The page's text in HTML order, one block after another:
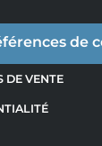
de
DE VENTE